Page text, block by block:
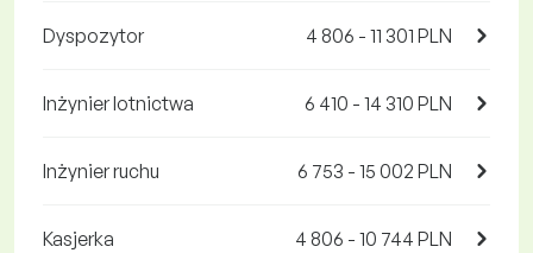
Dyspozytor 4 806 - 11 301 PLN
Inżynier lotnictwa 6 410 - 14 310 PLN
Inżynier ruchu 6 753 - 15 002 PLN
Kasjerka 4 806 - 10 744 PLN